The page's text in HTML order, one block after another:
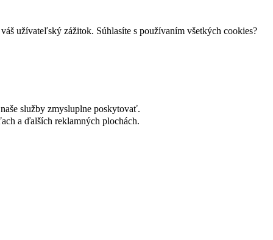
užívateľský zážitok. Súhlasíte s používaním všetkých cookies?
služby zmysluplne poskytovať.
a ďalších reklamných plochách.